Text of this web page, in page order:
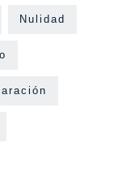
Nulidad